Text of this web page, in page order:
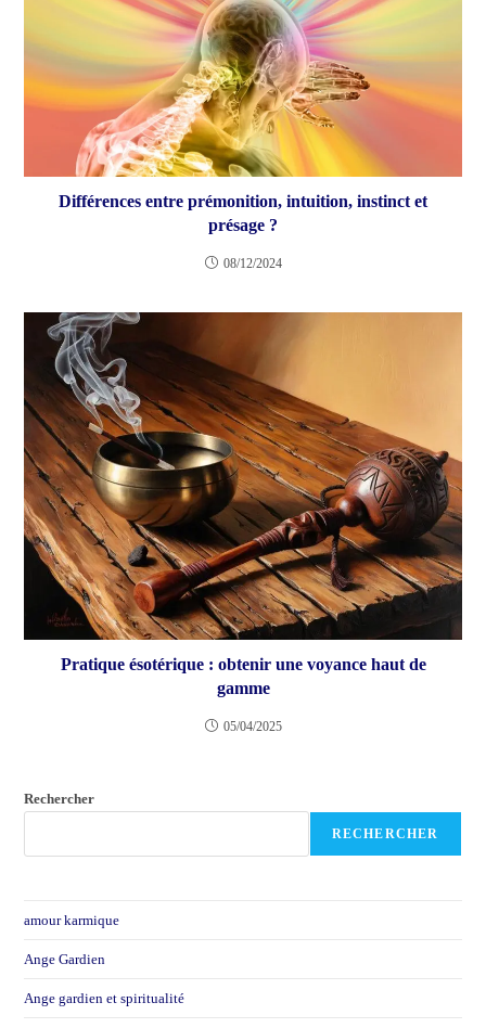
Différences entre prémonition, intuition, instinct et
présage ?
08/12/2024
Pratique ésotérique : obtenir une voyance haut de
gamme
05/04/2025
Rechercher
RECHERCHER
amour karmique
Ange Gardien
Ange gardien et spiritualité